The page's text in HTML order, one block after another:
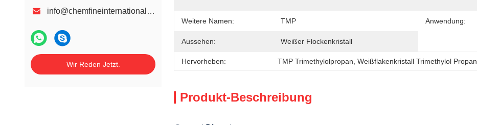
info@chemfineinternational.com
Wir Reden Jetzt.
Weitere Namen: TMP Anwendung:
Aussehen: Weißer Flockenkristall
Hervorheben: TMP Trimethylolpropan , Weißflakenkristall Trimethylol Propan
Produkt-Beschreibung